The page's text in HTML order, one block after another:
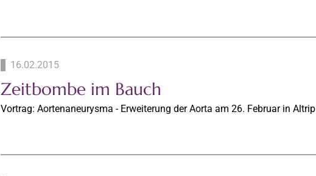
16.02.2015
Zeitbombe im Bauch
Vortrag: Aortenaneurysma - Erweiterung der Aorta am 26. Februar in Altrip